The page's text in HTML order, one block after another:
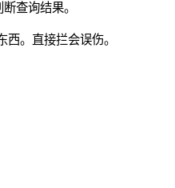
查询结果。
。直接拦会误伤。